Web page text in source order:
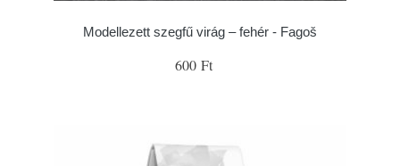
Modellezett szegfű virág – fehér - Fagoš
600 Ft